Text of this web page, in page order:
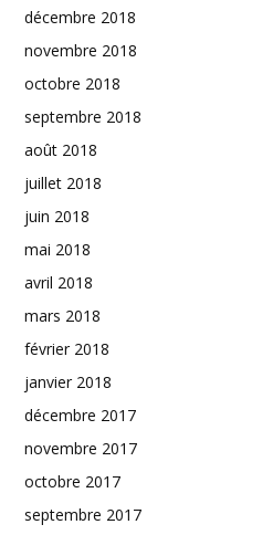
décembre 2018
novembre 2018
octobre 2018
septembre 2018
août 2018
juillet 2018
juin 2018
mai 2018
avril 2018
mars 2018
février 2018
janvier 2018
décembre 2017
novembre 2017
octobre 2017
septembre 2017